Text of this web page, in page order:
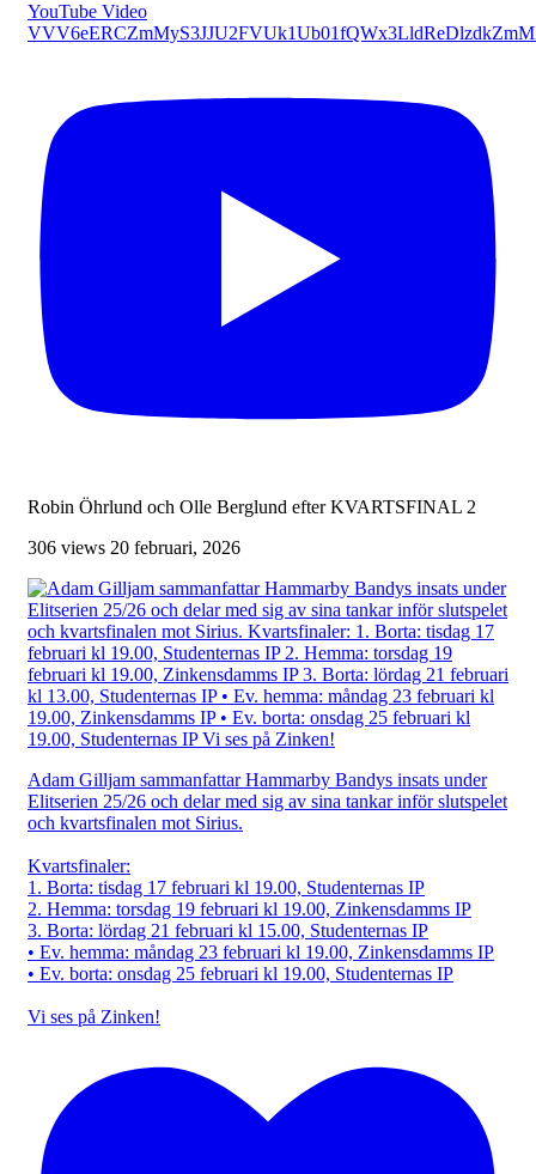
YouTube Video
Robin Öhrlund och Olle Berglund efter KVARTSFINAL 2
306 views 20 februari, 2026
Adam Gilljam sammanfattar Hammarby Bandys insats under
Elitserien 25/26 och delar med sig av sina tankar inför slutspelet
och kvartsfinalen mot Sirius.
Kvartsfinaler:
1. Borta: tisdag 17 februari kl 19.00, Studenternas IP
2. Hemma: torsdag 19 februari kl 19.00, Zinkensdamms IP
3. Borta: lördag 21 februari kl 15.00, Studenternas IP
• Ev. hemma: måndag 23 februari kl 19.00, Zinkensdamms IP
• Ev. borta: onsdag 25 februari kl 19.00, Studenternas IP
Vi ses på Zinken!